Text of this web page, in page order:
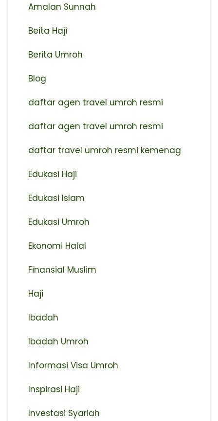
Amalan Sunnah
Beita Haji
Berita Umroh
Blog
daftar agen travel umroh resmi
⁠daftar agen travel umroh resmi
daftar travel umroh resmi kemenag
Edukasi Haji
Edukasi Islam
Edukasi Umroh
Ekonomi Halal
Finansial Muslim
Haji
Ibadah
Ibadah Umroh
Informasi Visa Umroh
Inspirasi Haji
Investasi Syariah